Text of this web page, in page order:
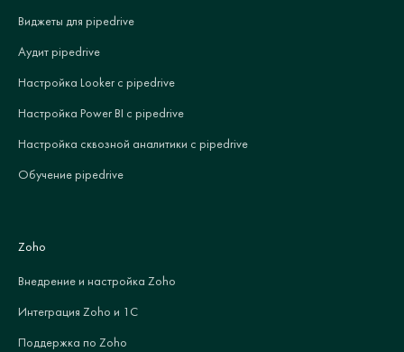
Виджеты для pipedrive
Аудит pipedrive
Настройка Looker с pipedrive
Настройка Power BI с pipedrive
Настройка сквозной аналитики с pipedrive
Обучение pipedrive
Zoho
Внедрение и настройка Zoho
Интеграция Zoho и 1С
Поддержка по Zoho